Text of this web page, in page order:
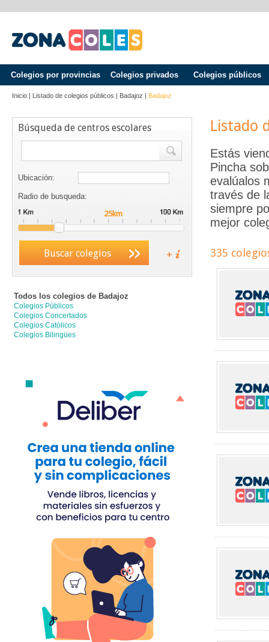
Colegios por provincias Colegios privados Colegios públicos
Inicio | Listado de colegios públicos | Badajoz | Badajoz
Búsqueda de centros escolares
Ubicación:
Radio de busqueda:
Buscar colegios
Todos los colegios de Badajoz
Colegios Públicos
Colegios Concertados
Colegios Católicos
Colegios Bilingües
Listado
Estás
Pincha
evalúalos
través de
siempre
mejor
335